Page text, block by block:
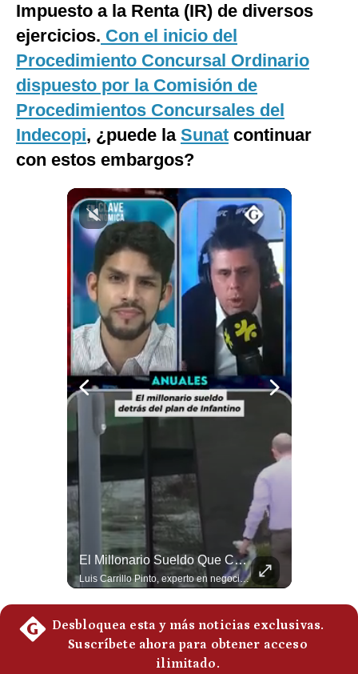
Gestión TV
Videos
Fotogalerías
gestion.pe
Privacidad
Preguntas
Frecuentes
Impuesto a la Renta (IR) de diversos
ejercicios. Con el inicio del
Procedimiento Concursal Ordinario
dispuesto por la Comisión de
Procedimientos Concursales del
Indecopi, ¿puede la Sunat continuar
con estos embargos?
El Millonario Sueldo Que Casi Cobra Infantino Por La Nueva Empresa De La FIFA | #EnClaveEconómica
Luis Carrillo Pinto, experto en negocios deportivos, cuenta que federaciones europeas ya pedían la salida de Gianni Infantino. Además, explicó que el presidente de la FIFA habría recibido US$30 millones anuales por dirigir la nueva empresa, diez veces más de lo que ganaba en la organización. #FIFA #GianniInfantino #LuisCarrilloPinto #APEMD #NegociosDeportivos #Mundial #Futbol #NoticiasDeportivas #Shorts 👉 Suscríbete y activa la campana para no perderte nuestro análisis diario. 🌎 Síguenos en nuestras redes sociales: 📌 Web oficial: https://gestion.pe/mundo/ 📌 LinkedIn: http://bit.ly/3HYIET0 📌 X (Twitter): http://bit.ly/4noZtX9 📌 TikTok: http://bit.ly/4evB6TO